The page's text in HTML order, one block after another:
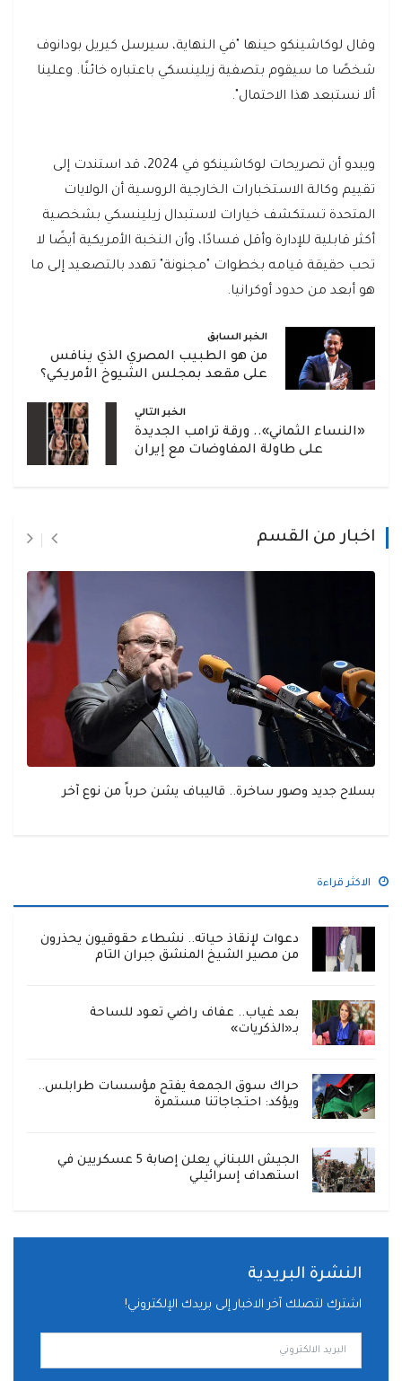
وقال لوكاشينكو حينها "في النهاية، سيرسل كيريل بودانوف
شخصًا ما سيقوم بتصفية زيلينسكي باعتباره خائنًا. وعلينا
ألا نستبعد هذا الاحتمال".
ويبدو أن تصريحات لوكاشينكو في 2024، قد استندت إلى
تقييم وكالة الاستخبارات الخارجية الروسية أن الولايات
المتحدة تستكشف خيارات لاستبدال زيلينسكي بشخصية
أكثر قابلية للإدارة وأقل فسادًا، وأن النخبة الأمريكية أيضًا لا
تحب حقيقة قيامه بخطوات "مجنونة" تهدد بالتصعيد إلى ما
هو أبعد من حدود أوكرانيا.
الخبر السابق
من هو الطبيب المصري الذي ينافس
على مقعد بمجلس الشيوخ الأمريكي؟
الخبر التالي
«النساء الثماني».. ورقة ترامب الجديدة
على طاولة المفاوضات مع إيران
اخبار من القسم
بسلاح جديد وصور ساخرة.. قاليباف يشن حرباً من نوع آخر
الاكثر قراءة
دعوات لإنقاذ حياته.. نشطاء حقوقيون يحذرون
من مصير الشيخ المنشق جبران التام
بعد غياب.. عفاف راضي تعود للساحة
بـ«الذكريات»
حراك سوق الجمعة يفتح مؤسسات طرابلس..
ويؤكد: احتجاجاتنا مستمرة
الجيش اللبناني يعلن إصابة 5 عسكريين في
استهداف إسرائيلي
النشرة البريدية
اشترك لتصلك آخر الاخبار إلى بريدك الإلكتروني!